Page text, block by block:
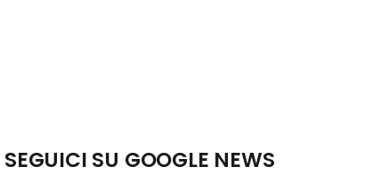
SEGUICI SU GOOGLE NEWS